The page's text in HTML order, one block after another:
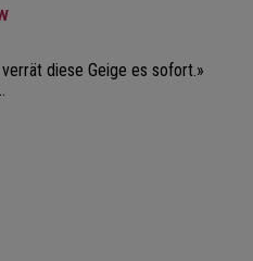
diese Geige es sofort.»